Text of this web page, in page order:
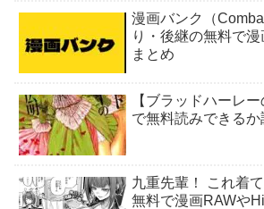
漫画バンク（
り・後継の無料で
まとめ
【ブラッドハーレ
で無料読みできるか
九重先輩！ これ着
無料で漫画RAWや